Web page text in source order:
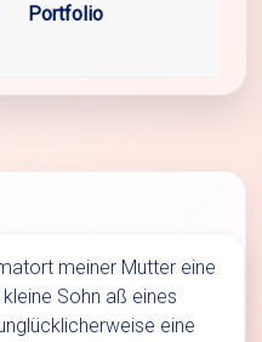
Portfolio
meiner Mutter eine
Sohn aß eines
eine